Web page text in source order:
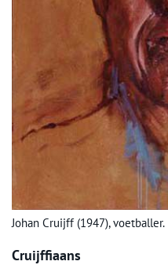
Johan Cruijff (1947), voetballer.
Cruijffiaans